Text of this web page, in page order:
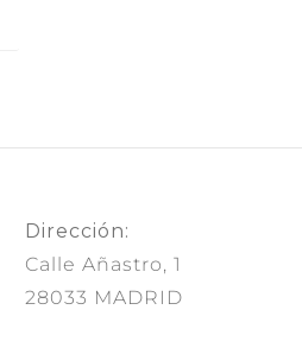
Dirección:
Calle Añastro, 1
28033 MADRID